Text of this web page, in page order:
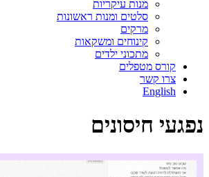
מנות עיקריות
סלטים ומנות ראשונות
מרקים
קינוחים ומשקאות
מתכוני ילדים
קורס מטפלים
צרו קשר
English
נפגעי חיסונים